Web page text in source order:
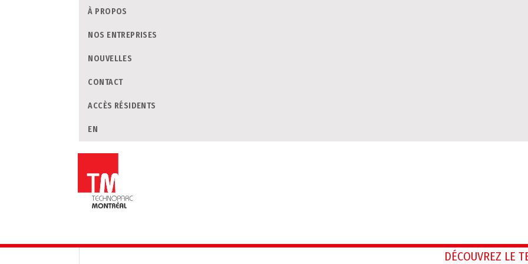
À PROPOS
NOS ENTREPRISES
NOUVELLES
CONTACT
ACCÈS RÉSIDENTS
EN
DÉCOUVREZ LE